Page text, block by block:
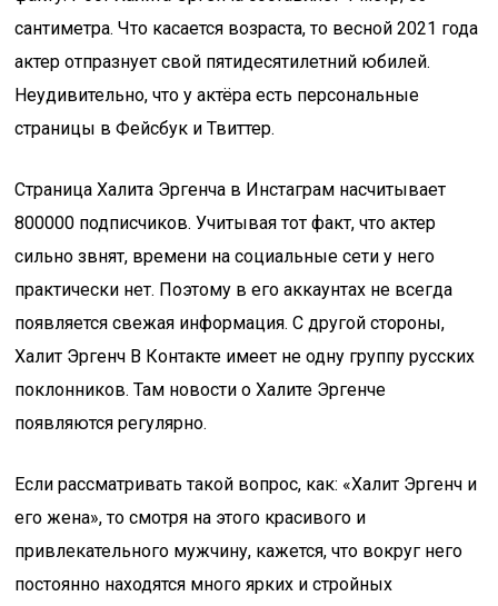
сантиметра. Что касается возраста, то весной 2021 года
актер отпразнует свой пятидесятилетний юбилей.
Неудивительно, что у актёра есть персональные
страницы в Фейсбук и Твиттер.
Страница Халита Эргенча в Инстаграм насчитывает
800000 подписчиков. Учитывая тот факт, что актер
сильно звнят, времени на социальные сети у него
практически нет. Поэтому в его аккаунтах не всегда
появляется свежая информация. С другой стороны,
Халит Эргенч В Контакте имеет не одну группу русских
поклонников. Там новости о Халите Эргенче
появляются регулярно.
Если рассматривать такой вопрос, как: «Халит Эргенч и
его жена», то смотря на этого красивого и
привлекательного мужчину, кажется, что вокруг него
постоянно находятся много ярких и стройных